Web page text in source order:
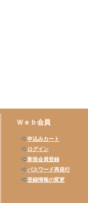
Ｗｅｂ会員
申込みカート
ログイン
新規会員登録
パスワード再発行
登録情報の変更